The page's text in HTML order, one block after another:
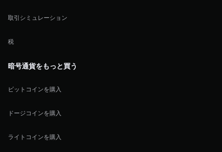
取引シミュレーション
税
暗号通貨をもっと買う
ビットコインを購入
ドージコインを購入
ライトコインを購入